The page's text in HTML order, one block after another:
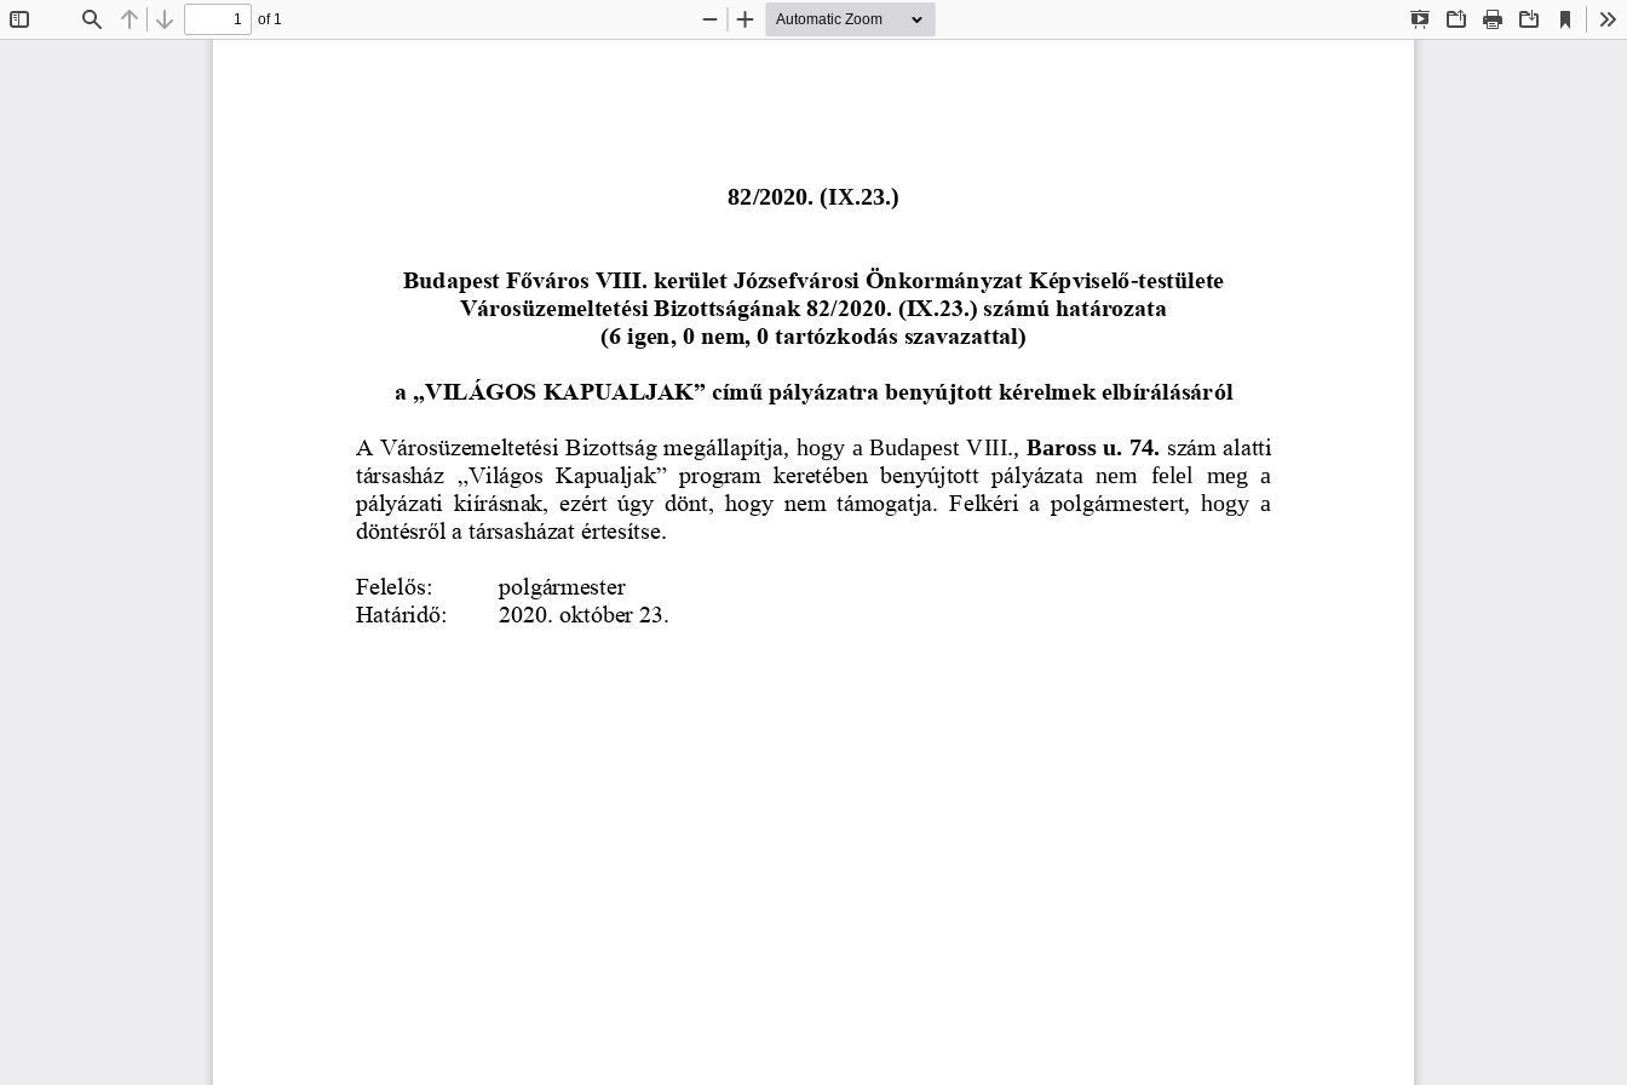
Find Previous
Next
of 1
Presentation
OpenPrint Download
Current
View
Zoom
Zoom
82/2020. (IX.23.)
Budapest Főváros VIII. kerület Józsefvárosi Önkormányzat Képviselő-testülete
Városüzemeltetési Bizottságának 82/2020. (IX.23.) számú határozata
(6 igen, 0 nem, 0 tartózkodás szavazattal)
a „VILÁGOS KAPUALJAK” című pályázatra benyújtott kérelmek elbírálásáról
A Városüzemeltetési Bizottság megállapítja , hogy a Budapest VIII., Baross u. 74. szám alatti
társasház  „Világos  Kapualjak”  program  keretében  benyújtott  pályázata  nem  felel  meg  a
pályázati  kiírásnak,  ezért  úgy  dönt,  hogy  nem  támogatja.  Felkéri  a  polgármestert,  hogy  a
döntésről a társasházat értesítse.
Felelős:
polgármester
Határidő:
2020. október 23.